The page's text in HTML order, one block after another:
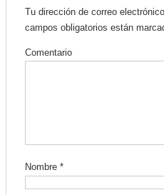
abre
en
una
ventana
abre
en
una
ventana
Tu dirección de correo
campos obligatorios están
Comentario
Nombre *